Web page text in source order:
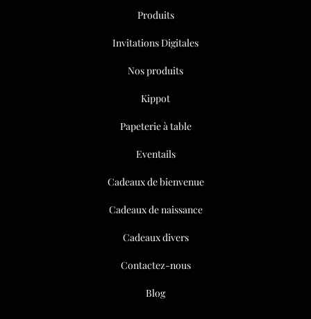
Produits
Invitations Digitales
Nos produits
Kippot
Papeterie à table
Eventails
Cadeaux de bienvenue
Cadeaux de naissance
Cadeaux divers
Contactez-nous
Blog